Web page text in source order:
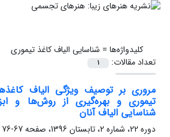
کلیدواژه‌ها = شناسایی الیاف کاغذ تیموری
تعداد مقالات:
1
مروری بر توصیف ویژگی الیاف
تیموری و بهره‌گیری از روش‌ها و
شناسایی الیاف آنان
دوره 22، شماره 2، تابستان 1396، صفحه
67-76